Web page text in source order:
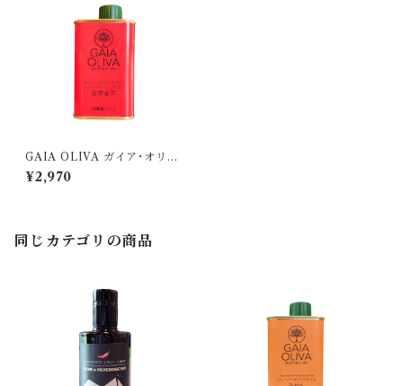
GAIA OLIVA ガイア･オリー
ヴァ/ 赤唐辛子 フレーバーオ
リーブオイル 175ml
¥2,970
同じカテゴリの商品